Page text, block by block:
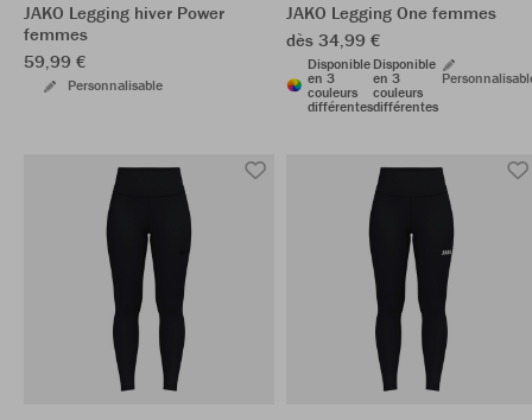
JAKO Legging hiver Power
femmes
59,99 €
Personnalisable
JAKO Legging One femmes
dès 34,99 €
Disponible
en 3
couleurs
différentes
Disponible
en 3
couleurs
différentes